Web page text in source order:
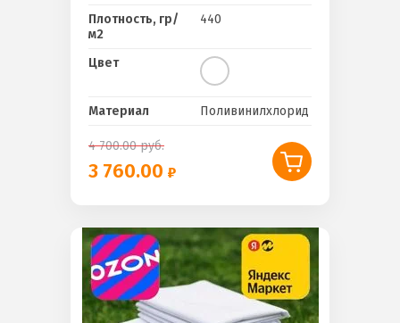
Плотность, гр/
м2
440
Цвет
Материал Поливинилхлорид
4 700.00руб.
3 760.00